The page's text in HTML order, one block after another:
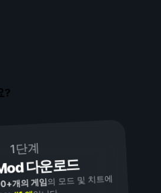
?
1단계
다운로드
개의 게임의 모드 및 치트에